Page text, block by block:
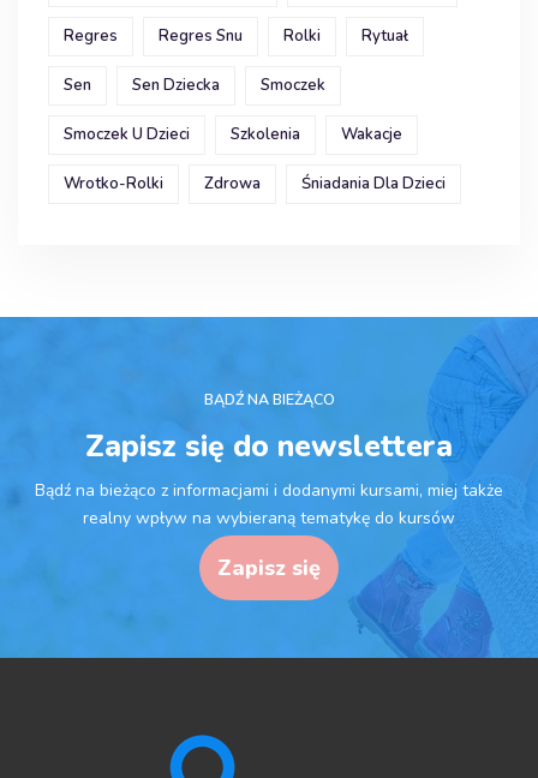
Regres Regres Snu Rolki Rytuał
Sen Sen Dziecka Smoczek
Smoczek U Dzieci Szkolenia Wakacje
Wrotko-Rolki Zdrowa Śniadania Dla Dzieci
BĄDŹ NA BIEŻĄCO
Zapisz się do newslettera
Bądź na bieżąco z informacjami i dodanymi kursami, miej także
realny wpływ na wybieraną tematykę do kursów
Zapisz się